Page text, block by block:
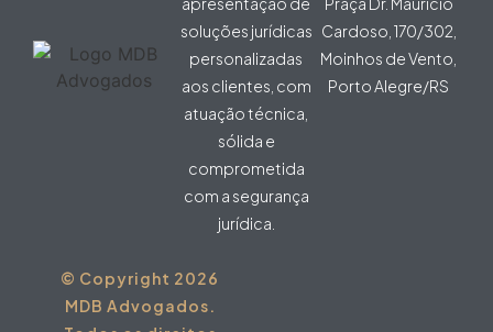
soluções jurídicas
personalizadas
aos clientes, com
atuação técnica,
sólida e
comprometida
com a segurança
jurídica.
Cardoso, 170/302,
Moinhos de Vento,
Porto Alegre/RS
© Copyright 2026
MDB Advogados.